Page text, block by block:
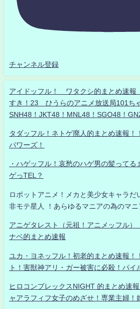
チャンネル登録
アイドッフル！ ワタクシ的まとめ速
すき！23 ひうらのアニメ放送局101ち
SNH48！JKT48！MNL48！SGO48！
タダッフル！ネトゲ廃人的まとめ速報！
パワーズ！
・ハゲッフル！哀愁のハゲ男の髪って
ゲっTEL？
ロボットアニメ！メカと美少女キャラだ
非モテ星人 ！あらゆるマニアの為のマニ
アニゲタレスト（元祖！アニメッフル
ナベ的まとめ速報
ユカ・ヨネッフル！初老的まとめ速報！
ト！害獣神アリ・ガー被害に必殺！パイ
ヒロコンプレックスNIGHT 的まとめ速
ャアラフィフ女子のめざせ！専業主婦！